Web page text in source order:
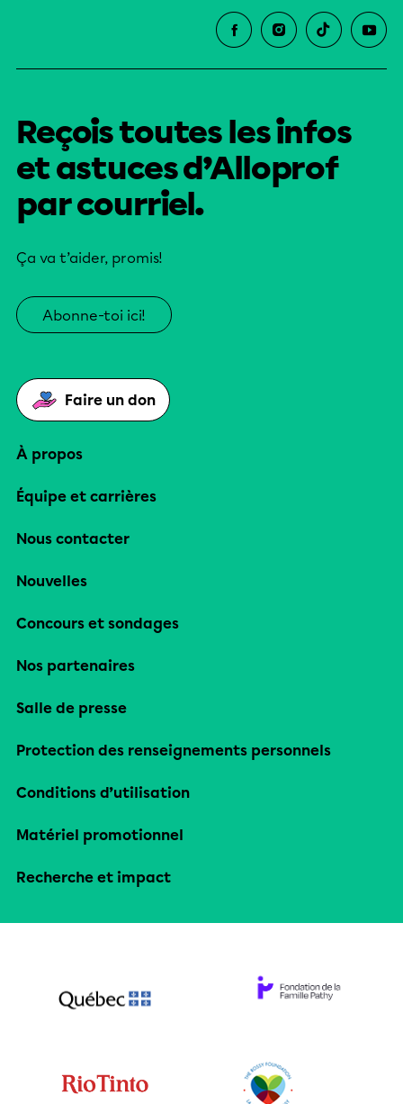
Reçois toutes les infos
et astuces d’Alloprof
par courriel.
Ça va t’aider, promis!
Abonne-toi ici!
Faire un don
À propos
Équipe et carrières
Nous contacter
Nouvelles
Concours et sondages
Nos partenaires
Salle de presse
Protection des renseignements personnels
Conditions d’utilisation
Matériel promotionnel
Recherche et impact